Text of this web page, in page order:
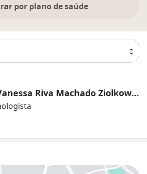
por plano de saúde
Dra. Vanessa Riva Machado Ziolkowski